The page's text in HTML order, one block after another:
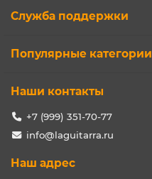
Служба поддержки
Популярные категории
Наши контакты
+7 (999) 351-70-77
info@laguitarra.ru
Наш адрес